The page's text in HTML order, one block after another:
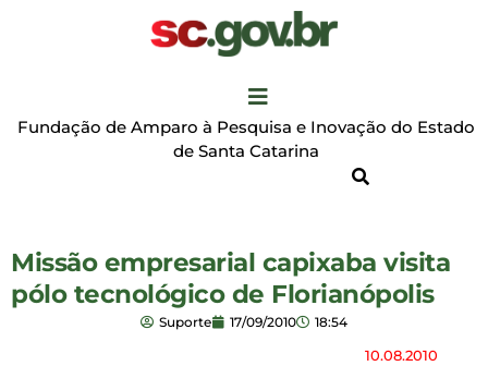
Fundação de Amparo à Pesquisa e Inovação do Estado
de Santa Catarina
Missão empresarial capixaba visita
pólo tecnológico de Florianópolis
Suporte 17/09/2010 18:54
10.08.2010